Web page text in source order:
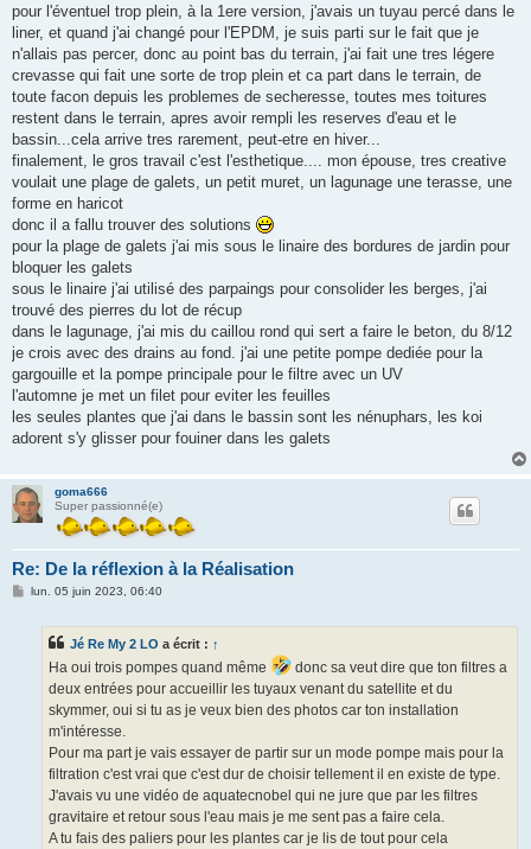
pour l'éventuel trop plein, à la 1ere version, j'avais un tuyau percé dans le
liner, et quand j'ai changé pour l'EPDM, je suis parti sur le fait que je
n'allais pas percer, donc au point bas du terrain, j'ai fait une tres légere
crevasse qui fait une sorte de trop plein et ca part dans le terrain, de
toute facon depuis les problemes de secheresse, toutes mes toitures
restent dans le terrain, apres avoir rempli les reserves d'eau et le
bassin...cela arrive tres rarement, peut-etre en hiver...
finalement, le gros travail c'est l'esthetique.... mon épouse, tres creative
voulait une plage de galets, un petit muret, un lagunage une terasse, une
forme en haricot
donc il a fallu trouver des solutions
pour la plage de galets j'ai mis sous le linaire des bordures de jardin pour
bloquer les galets
sous le linaire j'ai utilisé des parpaings pour consolider les berges, j'ai
trouvé des pierres du lot de récup
dans le lagunage, j'ai mis du caillou rond qui sert a faire le beton, du 8/12
je crois avec des drains au fond. j'ai une petite pompe dediée pour la
gargouille et la pompe principale pour le filtre avec un UV
l'automne je met un filet pour eviter les feuilles
les seules plantes que j'ai dans le bassin sont les nénuphars, les koi
adorent s'y glisser pour fouiner dans les galets
goma666
Super passionné(e)
Re: De la réflexion à la Réalisation
Mlun. 05 juin 2023, 06:40
Jé Re My 2 LO a écrit : ↑
Ha oui trois pompes quand même
donc sa veut dire que ton filtres a
deux entrées pour accueillir les tuyaux venant du satellite et du
skymmer, oui si tu as je veux bien des photos car ton installation
m'intéresse.
Pour ma part je vais essayer de partir sur un mode pompe mais pour la
filtration c'est vrai que c'est dur de choisir tellement il en existe de type.
J'avais vu une vidéo de aquatecnobel qui ne jure que par les filtres
gravitaire et retour sous l'eau mais je me sent pas a faire cela.
A tu fais des paliers pour les plantes car je lis de tout pour cela